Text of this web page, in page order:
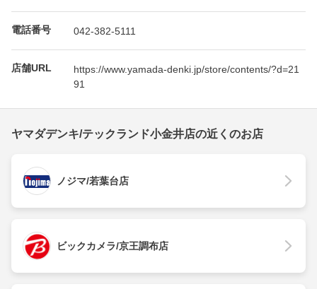
電話番号 042-382-5111
店舗URL
https://www.yamada-denki.jp/store/contents/?d=21
91
ヤマダデンキ/テックランド小金井店の近くのお店
ノジマ/若葉台店
ビックカメラ/京王調布店